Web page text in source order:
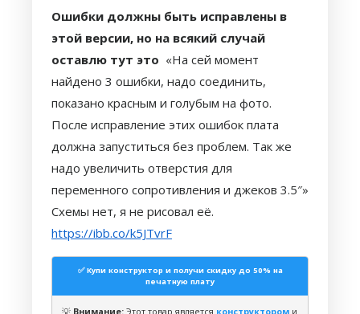
на основе
пользователя
Ошибки должны быть исправлены в
этой версии, но на всякий случай
оставлю тут это «На сей момент
найдено 3 ошибки, надо соединить,
показано красным и голубым на фото.
После исправление этих ошибок плата
должна запуститься без проблем. Так же
надо увеличить отверстия для
переменного сопротивления и джеков 3.5″»
Схемы нет, я не рисовал её.
https://ibb.co/k5JTvrF
✅ Купи конструктор и получи скидку до 50% на
печатную плату
💡 Внимание: Этот товар является конструктором и